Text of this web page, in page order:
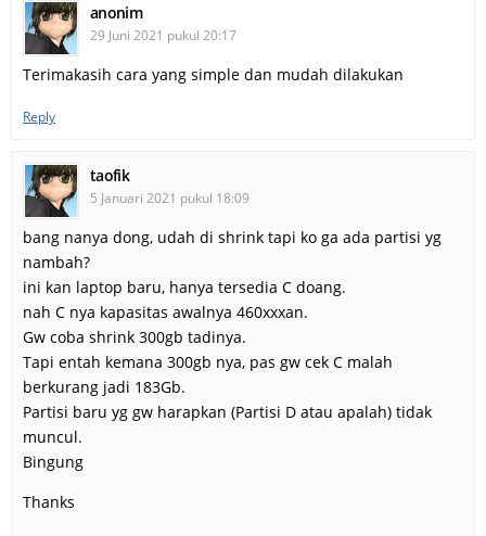
anonim
29 Juni 2021 pukul 20:17
Terimakasih cara yang simple dan mudah dilakukan
Reply
taofik
5 Januari 2021 pukul 18:09
bang nanya dong, udah di shrink tapi ko ga ada partisi yg
nambah?
ini kan laptop baru, hanya tersedia C doang.
nah C nya kapasitas awalnya 460xxxan.
Gw coba shrink 300gb tadinya.
Tapi entah kemana 300gb nya, pas gw cek C malah
berkurang jadi 183Gb.
Partisi baru yg gw harapkan (Partisi D atau apalah) tidak
muncul.
Bingung
Thanks